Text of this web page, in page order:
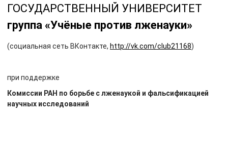
ГОСУДАРСТВЕННЫЙ УНИВЕРСИТЕТ
группа «Учёные против лженауки»
(социальная сеть ВКонтакте, http://vk.com/club21168)
при поддержке
Комиссии РАН по борьбе с лженаукой и фальсификацией
научных исследований